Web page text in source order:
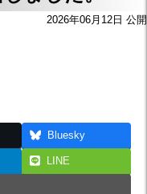
2026年06月12日 公開
Bluesky
LINE